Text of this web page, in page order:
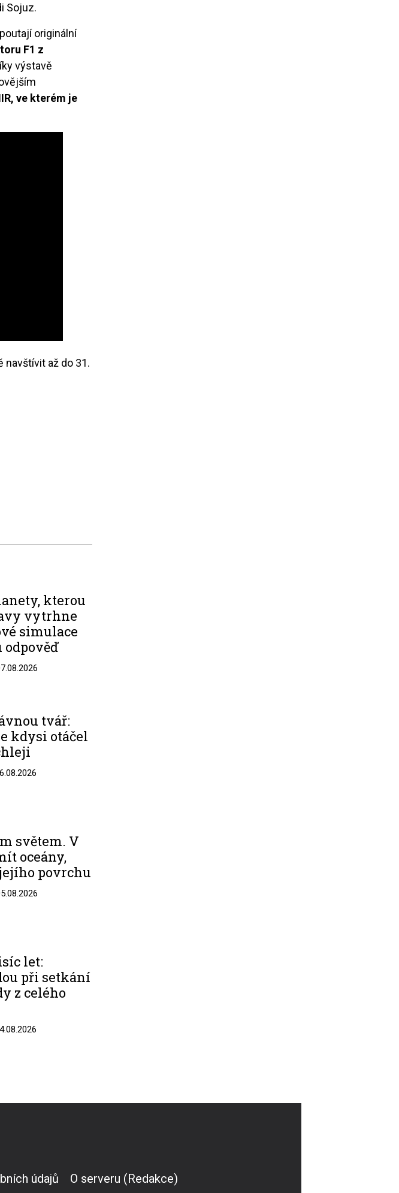
Sojuz.
originální
F1 z
výstavě
ve kterém je
navštívit až do 31.
kterou
vytrhne
simulace
tvář:
kdysi otáčel
světem. V
oceány,
povrchu
let:
při setkání
z celého
údajů O serveru (Redakce)